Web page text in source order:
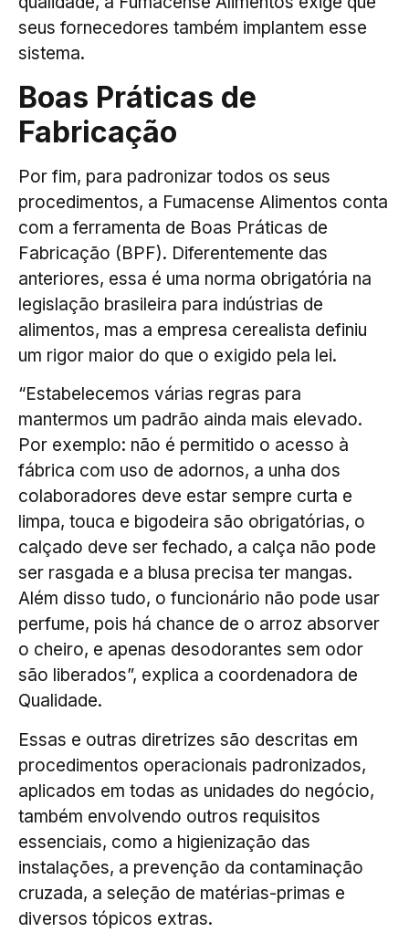
seus fornecedores também implantem esse
sistema.
Boas Práticas de
Fabricação
Por fim, para padronizar todos os seus
procedimentos, a Fumacense Alimentos conta
com a ferramenta de Boas Práticas de
Fabricação (BPF). Diferentemente das
anteriores, essa é uma norma obrigatória na
legislação brasileira para indústrias de
alimentos, mas a empresa cerealista definiu
um rigor maior do que o exigido pela lei.
“Estabelecemos várias regras para
mantermos um padrão ainda mais elevado.
Por exemplo: não é permitido o acesso à
fábrica com uso de adornos, a unha dos
colaboradores deve estar sempre curta e
limpa, touca e bigodeira são obrigatórias, o
calçado deve ser fechado, a calça não pode
ser rasgada e a blusa precisa ter mangas.
Além disso tudo, o funcionário não pode usar
perfume, pois há chance de o arroz absorver
o cheiro, e apenas desodorantes sem odor
são liberados”, explica a coordenadora de
Qualidade.
Essas e outras diretrizes são descritas em
procedimentos operacionais padronizados,
aplicados em todas as unidades do negócio,
também envolvendo outros requisitos
essenciais, como a higienização das
instalações, a prevenção da contaminação
cruzada, a seleção de matérias-primas e
diversos tópicos extras.